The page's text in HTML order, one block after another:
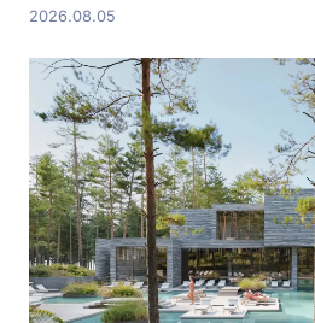
2026.08.05